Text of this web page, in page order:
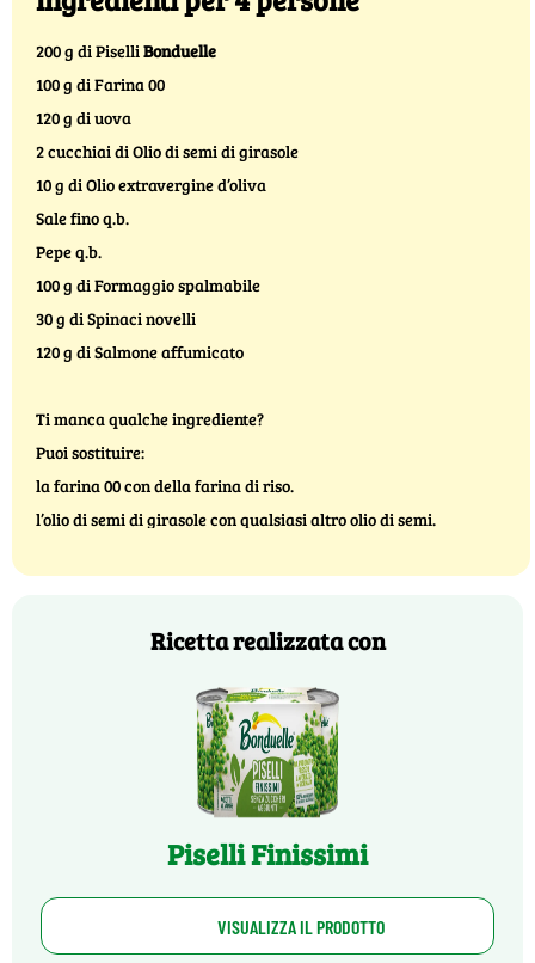
200 g di PiselliBonduelle
100 g di Farina 00
120 g di uova
2 cucchiai di Olio di semi di girasole
10 g di Olio extravergine d’oliva
Sale fino q.b.
Pepe q.b.
100 g di Formaggio spalmabile
30 g di Spinaci novelli
120 g di Salmone affumicato
Ti manca qualche ingrediente?
Puoi sostituire:
la farina 00 con della farina di riso.
l’olio di semi di girasole con qualsiasi altro olio di semi.
Ricetta realizzata con
Piselli Finissimi
VISUALIZZA IL PRODOTTO